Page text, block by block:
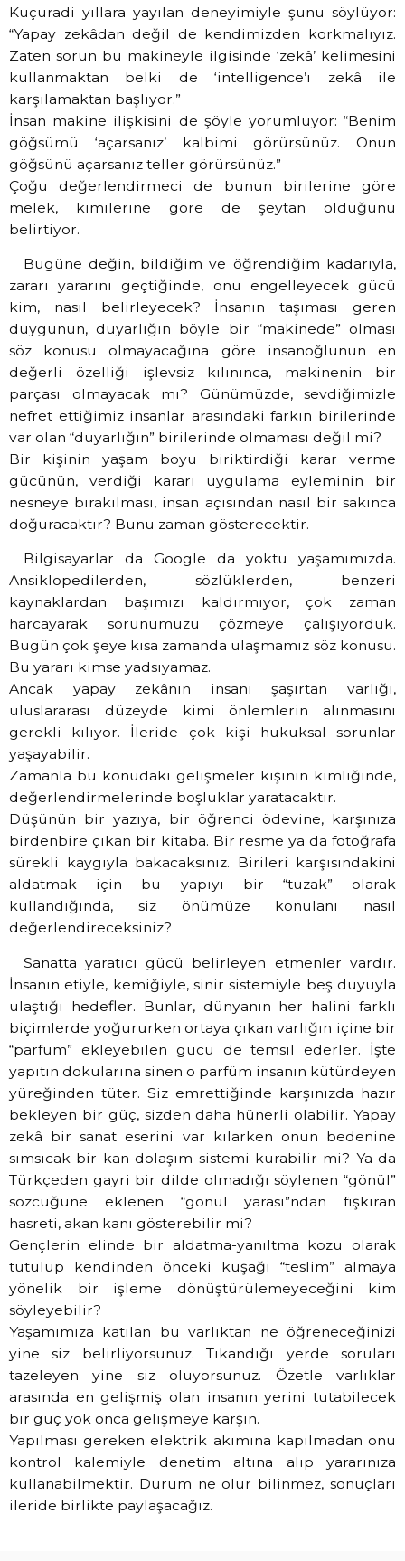
Kuçuradi yıllara yayılan deneyimiyle şunu söylüyor:
“Yapay zekâdan değil de kendimizden korkmalıyız.
Zaten sorun bu makineyle ilgisinde ‘zekâ’ kelimesini
kullanmaktan belki de ‘intelligence’ı zekâ ile
karşılamaktan başlıyor.”
İnsan makine ilişkisini de şöyle yorumluyor: “Benim
göğsümü ‘açarsanız’ kalbimi görürsünüz. Onun
göğsünü açarsanız teller görürsünüz.”
Çoğu değerlendirmeci de bunun birilerine göre
melek, kimilerine göre de şeytan olduğunu
belirtiyor.
Bugüne değin, bildiğim ve öğrendiğim kadarıyla,
zararı yararını geçtiğinde, onu engelleyecek gücü
kim, nasıl belirleyecek? İnsanın taşıması geren
duygunun, duyarlığın böyle bir “makinede” olması
söz konusu olmayacağına göre insanoğlunun en
değerli özelliği işlevsiz kılınınca, makinenin bir
parçası olmayacak mı? Günümüzde, sevdiğimizle
nefret ettiğimiz insanlar arasındaki farkın birilerinde
var olan “duyarlığın” birilerinde olmaması değil mi?
Bir kişinin yaşam boyu biriktirdiği karar verme
gücünün, verdiği kararı uygulama eyleminin bir
nesneye bırakılması, insan açısından nasıl bir sakınca
doğuracaktır? Bunu zaman gösterecektir.
Bilgisayarlar da Google da yoktu yaşamımızda.
Ansiklopedilerden, sözlüklerden, benzeri
kaynaklardan başımızı kaldırmıyor, çok zaman
harcayarak sorunumuzu çözmeye çalışıyorduk.
Bugün çok şeye kısa zamanda ulaşmamız söz konusu.
Bu yararı kimse yadsıyamaz.
Ancak yapay zekânın insanı şaşırtan varlığı,
uluslararası düzeyde kimi önlemlerin alınmasını
gerekli kılıyor. İleride çok kişi hukuksal sorunlar
yaşayabilir.
Zamanla bu konudaki gelişmeler kişinin kimliğinde,
değerlendirmelerinde boşluklar yaratacaktır.
Düşünün bir yazıya, bir öğrenci ödevine, karşınıza
birdenbire çıkan bir kitaba. Bir resme ya da fotoğrafa
sürekli kaygıyla bakacaksınız. Birileri karşısındakini
aldatmak için bu yapıyı bir “tuzak” olarak
kullandığında, siz önümüze konulanı nasıl
değerlendireceksiniz?
Sanatta yaratıcı gücü belirleyen etmenler vardır.
İnsanın etiyle, kemiğiyle, sinir sistemiyle beş duyuyla
ulaştığı hedefler. Bunlar, dünyanın her halini farklı
biçimlerde yoğururken ortaya çıkan varlığın içine bir
“parfüm” ekleyebilen gücü de temsil ederler. İşte
yapıtın dokularına sinen o parfüm insanın kütürdeyen
yüreğinden tüter. Siz emrettiğinde karşınızda hazır
bekleyen bir güç, sizden daha hünerli olabilir. Yapay
zekâ bir sanat eserini var kılarken onun bedenine
sımsıcak bir kan dolaşım sistemi kurabilir mi? Ya da
Türkçeden gayri bir dilde olmadığı söylenen “gönül”
sözcüğüne eklenen “gönül yarası”ndan fışkıran
hasreti, akan kanı gösterebilir mi?
Gençlerin elinde bir aldatma-yanıltma kozu olarak
tutulup kendinden önceki kuşağı “teslim” almaya
yönelik bir işleme dönüştürülemeyeceğini kim
söyleyebilir?
Yaşamımıza katılan bu varlıktan ne öğreneceğinizi
yine siz belirliyorsunuz. Tıkandığı yerde soruları
tazeleyen yine siz oluyorsunuz. Özetle varlıklar
arasında en gelişmiş olan insanın yerini tutabilecek
bir güç yok onca gelişmeye karşın.
Yapılması gereken elektrik akımına kapılmadan onu
kontrol kalemiyle denetim altına alıp yararınıza
kullanabilmektir. Durum ne olur bilinmez, sonuçları
ileride birlikte paylaşacağız.